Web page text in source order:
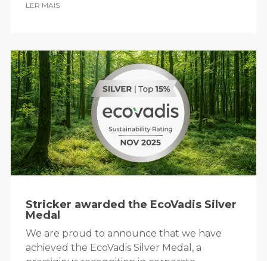
LER MAIS
Stricker awarded the EcoVadis Silver
Medal
We are proud to announce that we have
achieved the EcoVadis Silver Medal, a